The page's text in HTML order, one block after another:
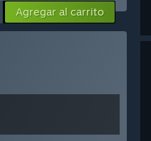
Agregar al carrito